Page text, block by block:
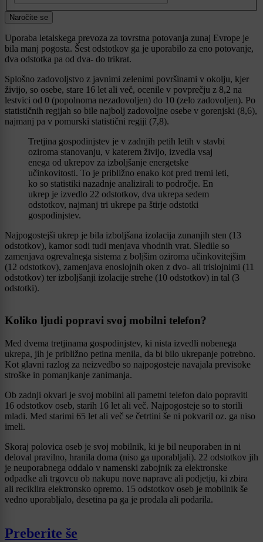
Naročite se
Uporaba letalskega prevoza za tovrstna potovanja zunaj Evrope je
bila manj pogosta. Šest odstotkov ga je uporabilo za eno potovanje,
dva odstotka pa od dva- do trikrat.
Splošno zadovoljstvo z javnimi zelenimi površinami v okolju, kjer
živijo, so osebe, stare 16 let ali več, ocenile v povprečju z 8,2 na
lestvici od 0 (popolnoma nezadovoljen) do 10 (zelo zadovoljen). Po
statističnih regijah so bile najbolj zadovoljne osebe v gorenjski (8,6),
najmanj pa v pomurski statistični regiji (7,8).
Tretjina gospodinjstev je v zadnjih petih letih v stavbi
oziroma stanovanju, v katerem živijo, izvedla vsaj
enega od ukrepov za izboljšanje energetske
učinkovitosti. To je približno enako kot pred tremi leti,
ko so statistiki nazadnje analizirali to področje. En
ukrep je izvedlo 22 odstotkov, dva ukrepa sedem
odstotkov, najmanj tri ukrepe pa štirje odstotki
gospodinjstev.
Najpogostejši ukrep je bila izboljšana izolacija zunanjih sten (13
odstotkov), kamor sodi tudi menjava vhodnih vrat. Sledile so
zamenjava ogrevalnega sistema z boljšim oziroma učinkovitejšim
(12 odstotkov), zamenjava enoslojnih oken z dvo- ali trislojnimi (11
odstotkov) ter izboljšanji izolacije strehe (10 odstotkov) in tal (3
odstotki).
Koliko ljudi popravi svoj mobilni telefon?
Med dvema tretjinama gospodinjstev, ki nista izvedli nobenega
ukrepa, jih je približno petina menila, da bi bilo ukrepanje potrebno.
Kot glavni razlog za neizvedbo so najpogosteje navajala previsoke
stroške in pomanjkanje zanimanja.
Ob zadnji okvari je svoj mobilni ali pametni telefon dalo popraviti
16 odstotkov oseb, starih 16 let ali več. Najpogosteje so to storili
mladi. Med starimi 65 let ali več se četrtini še ni pokvaril oz. ga niso
imeli.
Skoraj polovica oseb je svoj mobilnik, ki je bil neuporaben in ni
deloval pravilno, hranila doma (niso ga uporabljali). 22 odstotkov jih
je neuporabnega oddalo v namenski zabojnik za elektronske
odpadke ali trgovcu ob nakupu nove naprave ali podjetju, ki zbira
ali reciklira elektronsko opremo. 15 odstotkov oseb je mobilnik še
vedno uporabljalo, desetina pa ga je prodala ali podarila.
Preberite še